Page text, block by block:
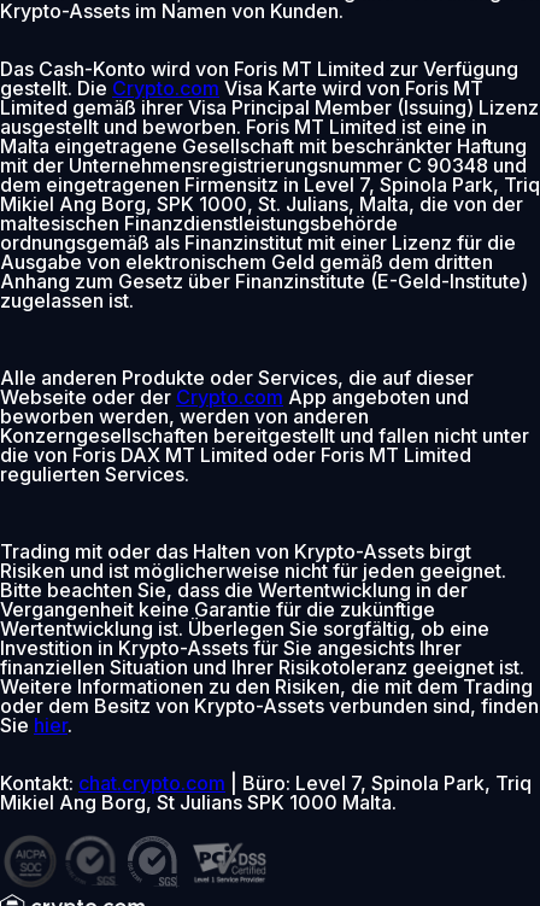
Krypto-Assets im Namen von Kunden.
Das Cash-Konto wird von Foris MT Limited zur Verfügung
gestellt. Die Crypto.com Visa Karte wird von Foris MT
Limited gemäß ihrer Visa Principal Member (Issuing) Lizenz
ausgestellt und beworben. Foris MT Limited ist eine in
Malta eingetragene Gesellschaft mit beschränkter Haftung
mit der Unternehmensregistrierungsnummer C 90348 und
dem eingetragenen Firmensitz in Level 7, Spinola Park, Triq
Mikiel Ang Borg, SPK 1000, St. Julians, Malta, die von der
maltesischen Finanzdienstleistungsbehörde
ordnungsgemäß als Finanzinstitut mit einer Lizenz für die
Ausgabe von elektronischem Geld gemäß dem dritten
Anhang zum Gesetz über Finanzinstitute (E-Geld-Institute)
zugelassen ist.
Alle anderen Produkte oder Services, die auf dieser
Webseite oder der Crypto.com App angeboten und
beworben werden, werden von anderen
Konzerngesellschaften bereitgestellt und fallen nicht unter
die von Foris DAX MT Limited oder Foris MT Limited
regulierten Services.
Trading mit oder das Halten von Krypto-Assets birgt
Risiken und ist möglicherweise nicht für jeden geeignet.
Bitte beachten Sie, dass die Wertentwicklung in der
Vergangenheit keine Garantie für die zukünftige
Wertentwicklung ist. Überlegen Sie sorgfältig, ob eine
Investition in Krypto-Assets für Sie angesichts Ihrer
finanziellen Situation und Ihrer Risikotoleranz geeignet ist.
Weitere Informationen zu den Risiken, die mit dem Trading
oder dem Besitz von Krypto-Assets verbunden sind, finden
Sie hier.
Kontakt: chat.crypto.com | Büro: Level 7, Spinola Park, Triq
Mikiel Ang Borg, St Julians SPK 1000 Malta.